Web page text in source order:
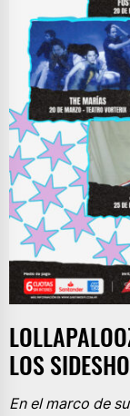
LOS
En el marco de